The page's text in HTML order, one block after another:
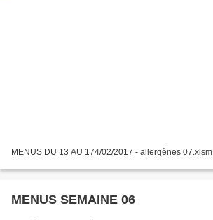
MENUS DU 13 AU 174/02/2017 - allergènes 07.xlsm
MENUS SEMAINE 06